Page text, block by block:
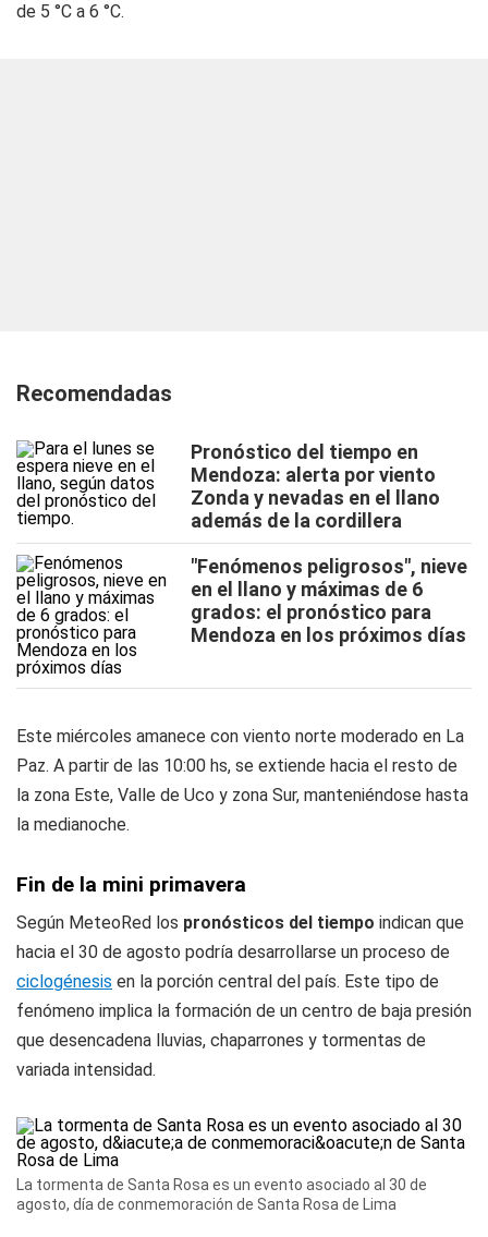
de 5 °C a 6 °C.
Recomendadas
Pronóstico del tiempo en
Mendoza: alerta por viento
Zonda y nevadas en el llano
además de la cordillera
"Fenómenos peligrosos", nieve
en el llano y máximas de 6
grados: el pronóstico para
Mendoza en los próximos días
Este miércoles amanece con viento norte moderado en La
Paz. A partir de las 10:00 hs, se extiende hacia el resto de
la zona Este, Valle de Uco y zona Sur, manteniéndose hasta
la medianoche.
Fin de la mini primavera
Según MeteoRed los pronósticos del tiempo indican que
hacia el 30 de agosto podría desarrollarse un proceso de
ciclogénesis en la porción central del país. Este tipo de
fenómeno implica la formación de un centro de baja presión
que desencadena lluvias, chaparrones y tormentas de
variada intensidad.
La tormenta de Santa Rosa es un evento asociado al 30 de
agosto, día de conmemoración de Santa Rosa de Lima